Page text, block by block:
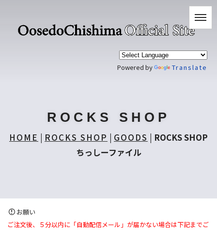
Powered by Translate
ROCKS SHOP
HOME | ROCKS SHOP | GOODS | ROCKS SHOP
ちっしーファイル
お願い
ご注文後、５分以内に「自動配信メール」が届かない場合は下記までご